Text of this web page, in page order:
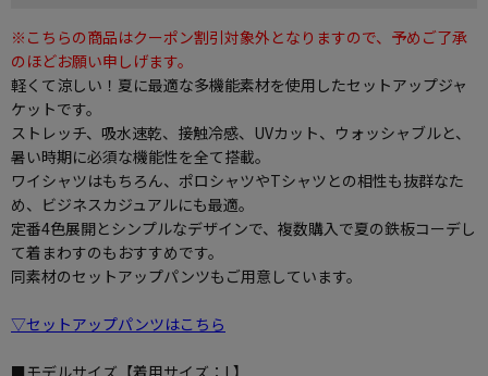
※こちらの商品はクーポン割引対象外となりますので、予めご了承
のほどお願い申しげます。
軽くて涼しい！夏に最適な多機能素材を使用したセットアップジャ
ケットです。
ストレッチ、吸水速乾、接触冷感、UVカット、ウォッシャブルと、
暑い時期に必須な機能性を全て搭載。
ワイシャツはもちろん、ポロシャツやTシャツとの相性も抜群なた
め、ビジネスカジュアルにも最適。
定番4色展開とシンプルなデザインで、複数購入で夏の鉄板コーデし
て着まわすのもおすすめです。
同素材のセットアップパンツもご用意しています。
▽セットアップパンツはこちら